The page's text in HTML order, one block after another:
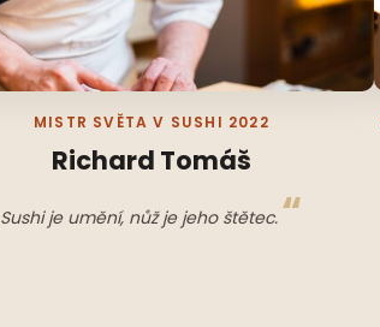
MISTR SVĚTA V SUSHI 2022
Richard Tomáš
Sushi je umění, nůž je jeho štětec.